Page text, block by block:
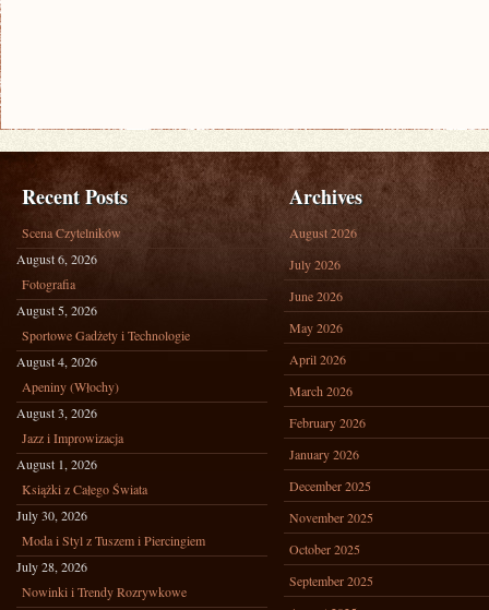
Recent Posts
Scena Czytelników
August 6, 2026
Fotografia
August 5, 2026
Sportowe Gadżety i Technologie
August 4, 2026
Apeniny (Włochy)
August 3, 2026
Jazz i Improwizacja
August 1, 2026
Książki z Całego Świata
July 30, 2026
Moda i Styl z Tuszem i Piercingiem
July 28, 2026
Nowinki i Trendy Rozrywkowe
Archives
August 2026
July 2026
June 2026
May 2026
April 2026
March 2026
February 2026
January 2026
December 2025
November 2025
October 2025
September 2025